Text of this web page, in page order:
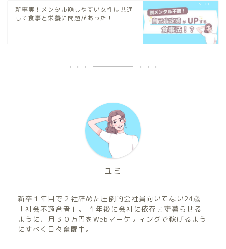
新事実！メンタル崩しやすい女性は共通
して食事と栄養に問題があった！
ユミ
新卒１年目で２社辞めた圧倒的会社員向いてない24歳
「社会不適合者」。 １年後に会社に依存せず暮らせる
ように、月３０万円をWebマーケティングで稼げるよう
にすべく日々奮闘中。